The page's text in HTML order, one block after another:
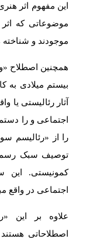
این مفهوم اثر
موضوعاتی که
موجودند و
همچنین اصطلاح
بیستم میلادی به
آثار رئالیستی یا
اجتماعی و را
را از «رئالیسم
توصیف سبک
کمونیستی. این
اجتماعی در
علاوه بر این
اصطلاحاتی